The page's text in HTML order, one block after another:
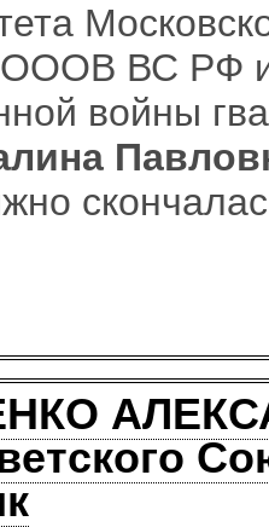
ОООВ ВС РФ
войны